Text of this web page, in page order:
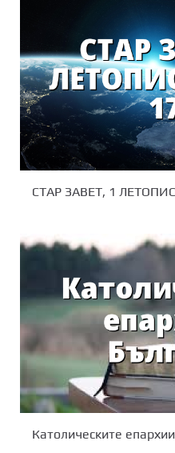
СТАР ЗАВЕТ, 1
Католическите